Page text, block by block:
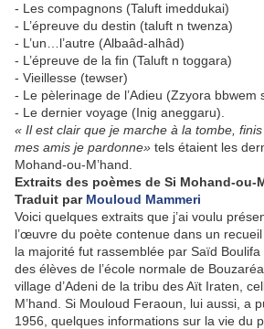
- Les compagnons (Taluft imeddukai)
- L’épreuve du destin (taluft n twenza)
- L’un…l’autre (Albaâd-alhâd)
- L’épreuve de la fin (Taluft n toggara)
- Vieillesse (tewser)
- Le pèlerinage de l’Adieu (Zzyora bbwem
- Le dernier voyage (Inig aneggaru).
« Il est clair que je marche à la tombe,
mes amis je pardonne» tels étaient les
Mohand-ou-M’hand.
Extraits des poèmes de Si Mohand-ou-
Traduit parMouloud Mammeri
Voici quelques extraits que j’ai voulu
l’œuvre du poète contenue dans un
la majorité fut rassemblée par Saïd
des élèves de l’école normale de
village d’Adeni de la tribu des Aït Iraten,
M’hand. Si Mouloud Feraoun, lui aussi, a
1956, quelques informations sur la vie du